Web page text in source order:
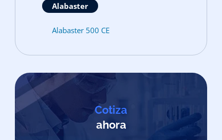
Alabaster
Alabaster 500 CE
Cotiza
ahora